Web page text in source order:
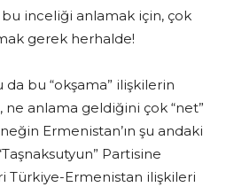
inceliği anlamak için, çok
gerek herhalde!
bu “okşama” ilişkilerin
ne anlama geldiğini çok “net”
Ermenistan’ın şu andaki
Partisine
Türkiye-Ermenistan ilişkileri